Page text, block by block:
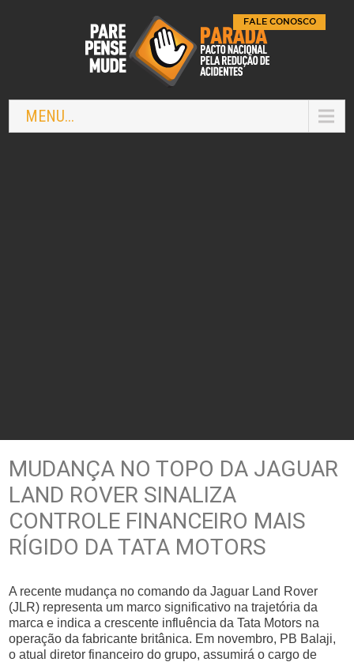
MENU...
FALE CONOSCO
MUDANÇA NO TOPO DA JAGUAR
LAND ROVER SINALIZA
CONTROLE FINANCEIRO MAIS
RÍGIDO DA TATA MOTORS
A recente mudança no comando da Jaguar Land Rover
(JLR) representa um marco significativo na trajetória da
marca e indica a crescente influência da Tata Motors na
operação da fabricante britânica. Em novembro, PB Balaji,
o atual diretor financeiro do grupo, assumirá o cargo de